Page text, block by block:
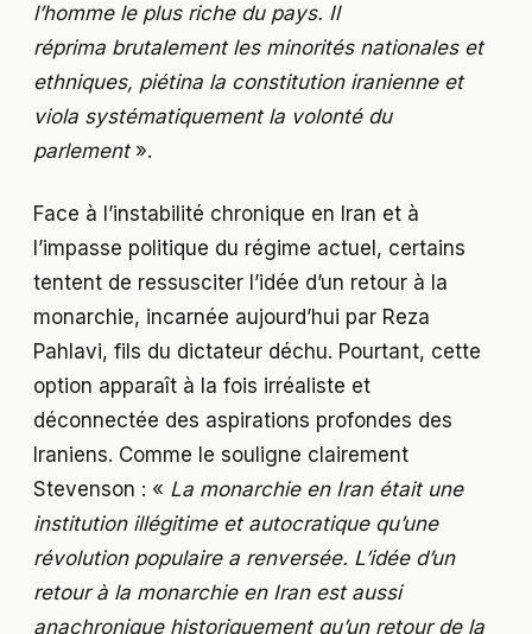
l’homme le plus riche du pays. Il
réprima brutalement les minorités nationales et
ethniques, piétina la constitution iranienne et
viola systématiquement la volonté du
parlement».
Face à l’instabilité chronique en Iran et à
l’impasse politique du régime actuel, certains
tentent de ressusciter l’idée d’un retour à la
monarchie, incarnée aujourd’hui par Reza
Pahlavi, fils du dictateur déchu. Pourtant, cette
option apparaît à la fois irréaliste et
déconnectée des aspirations profondes des
Iraniens. Comme le souligne clairement
Stevenson : « La monarchie en Iran était une
institution illégitime et autocratique qu’une
révolution populaire a renversée. L’idée d’un
retour à la monarchie en Iran est aussi
anachronique historiquement qu’un retour de la